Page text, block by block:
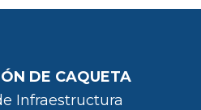
DE CAQUETA
Infraestructura